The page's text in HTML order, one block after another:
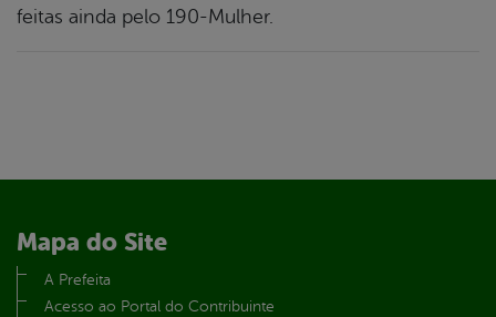
feitas ainda pelo 190-Mulher.
Mapa do Site
A Prefeita
Acesso ao Portal do Contribuinte